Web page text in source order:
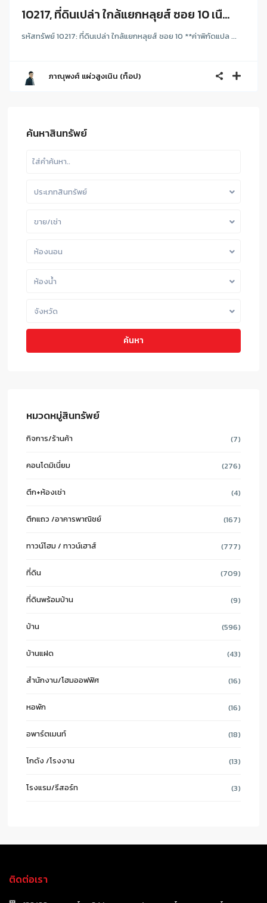
10217, ที่ดินเปล่า ใกล้แยกหลุยส์ ซอย 10 เนื...
รหัสทรัพย์ 10217: ที่ดินเปล่า ใกล้แยกหลุยส์ ซอย 10 **ค่าพิกัดแปล ...
ภาณุพงศ์ แผ่วสูงเนิน (ท็อป)
ค้นหาสินทรัพย์
ประเภทสินทรัพย์
ขาย/เช่า
ห้องนอน
ห้องน้ำ
จังหวัด
ค้นหา
หมวดหมู่สินทรัพย์
กิจการ/ร้านค้า (7)
คอนโดมิเนี่ยม (276)
ตึก+ห้องเช่า (4)
ตึกแถว /อาคารพาณิชย์ (167)
ทาวน์โฮม / ทาวน์เฮาส์ (777)
ที่ดิน (709)
ที่ดินพร้อมบ้าน (9)
บ้าน (596)
บ้านแฝด (43)
สำนักงาน/โฮมออฟฟิศ (16)
หอพัก (16)
อพาร์ตเมนท์ (18)
โกดัง /โรงงาน (13)
โรงแรม/รีสอร์ท (3)
ติดต่อเรา